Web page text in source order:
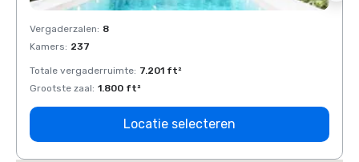
Vergaderzalen: 8
Kamers: 237
Totale vergaderruimte: 7.201 ft²
Grootste zaal: 1.800 ft²
Locatie selecteren